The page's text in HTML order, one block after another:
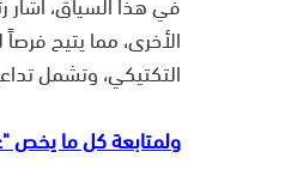
الأخرى، مما يتيح
التكتيكي، وتشمل
ولمتابعة كل ما يخص "عرب 48" يُمكنك متابعة قناتنا